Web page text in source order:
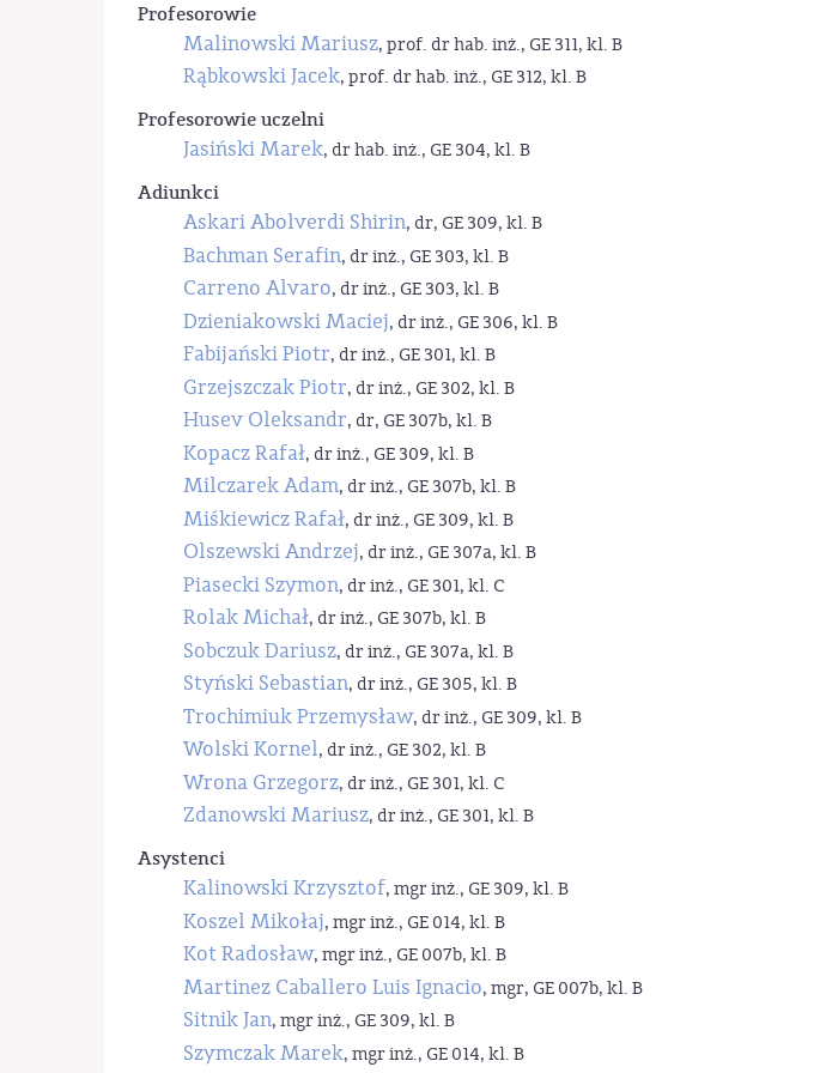
Profesorowie
Malinowski Mariusz, prof. dr hab. inż., GE 311, kl. B
Rąbkowski Jacek, prof. dr hab. inż., GE 312, kl. B
Profesorowie uczelni
Jasiński Marek, dr hab. inż., GE 304, kl. B
Adiunkci
Askari Abolverdi Shirin, dr, GE 309, kl. B
Bachman Serafin, dr inż., GE 303, kl. B
Carreno Alvaro, dr inż., GE 303, kl. B
Dzieniakowski Maciej, dr inż., GE 306, kl. B
Fabijański Piotr, dr inż., GE 301, kl. B
Grzejszczak Piotr, dr inż., GE 302, kl. B
Husev Oleksandr, dr, GE 307b, kl. B
Kopacz Rafał, dr inż., GE 309, kl. B
Milczarek Adam, dr inż., GE 307b, kl. B
Miśkiewicz Rafał, dr inż., GE 309, kl. B
Olszewski Andrzej, dr inż., GE 307a, kl. B
Piasecki Szymon, dr inż., GE 301, kl. C
Rolak Michał, dr inż., GE 307b, kl. B
Sobczuk Dariusz, dr inż., GE 307a, kl. B
Styński Sebastian, dr inż., GE 305, kl. B
Trochimiuk Przemysław, dr inż., GE 309, kl. B
Wolski Kornel, dr inż., GE 302, kl. B
Wrona Grzegorz, dr inż., GE 301, kl. C
Zdanowski Mariusz, dr inż., GE 301, kl. B
Asystenci
Kalinowski Krzysztof, mgr inż., GE 309, kl. B
Koszel Mikołaj, mgr inż., GE 014, kl. B
Kot Radosław, mgr inż., GE 007b, kl. B
Martinez Caballero Luis Ignacio, mgr, GE 007b, kl. B
Sitnik Jan, mgr inż., GE 309, kl. B
Szymczak Marek, mgr inż., GE 014, kl. B